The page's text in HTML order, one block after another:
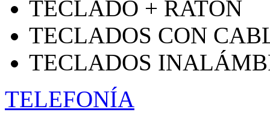
TECLADO + RATÓN
TECLADOS CON
TECLADOS
TELEFONÍA